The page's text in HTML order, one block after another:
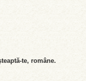
te, române.